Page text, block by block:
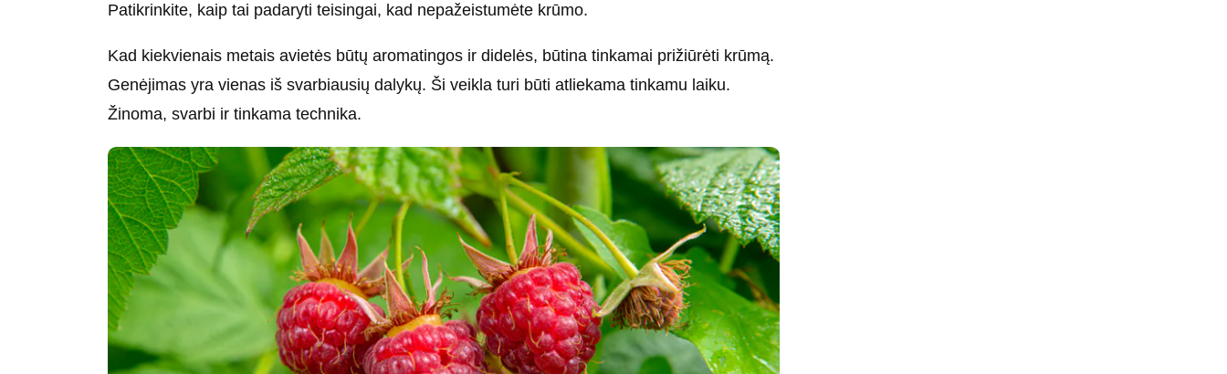
Patikrinkite, kaip tai padaryti teisingai, kad nepažeistumėte krūmo.
Kad kiekvienais metais avietės būtų aromatingos ir didelės, būtina tinkamai prižiūrėti krūmą.
Genėjimas yra vienas iš svarbiausių dalykų. Ši veikla turi būti atliekama tinkamu laiku.
Žinoma, svarbi ir tinkama technika.